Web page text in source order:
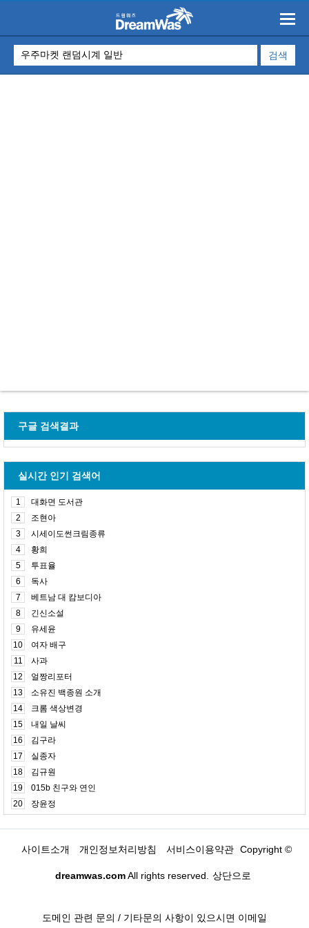
구글 검색결과
실시간 인기 검색어
1
대화면 도서관
2
조현아
3
시세이도썬크림종류
4
황희
5
투표율
6
독사
7
베트남 대 캄보디아
8
긴신소설
9
유세윤
10
여자 배구
11
사과
12
얼짱리포터
13
소유진 백종원 소개
14
크롬 색상변경
15
내일 날씨
16
김구라
17
실종자
18
김규원
19
015b 친구와 연인
20
장윤정
사이트소개 개인정보처리방침 서비스이용약관 Copyright ©
dreamwas.comAll rights reserved. 상단으로
도메인 관련 문의 / 기타문의 사항이 있으시면 이메일